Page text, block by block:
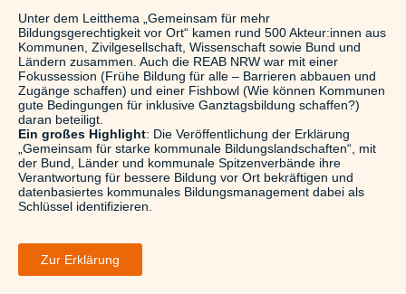
Unter dem Leitthema „Gemeinsam für mehr
Bildungsgerechtigkeit vor Ort“ kamen rund 500 Akteur:innen aus
Kommunen, Zivilgesellschaft, Wissenschaft sowie Bund und
Ländern zusammen. Auch die REAB NRW war mit einer
Fokussession (Frühe Bildung für alle – Barrieren abbauen und
Zugänge schaffen) und einer Fishbowl (Wie können Kommunen
gute Bedingungen für inklusive Ganztagsbildung schaffen?)
daran beteiligt.
Ein großes Highlight: Die Veröffentlichung der Erklärung
„Gemeinsam für starke kommunale Bildungslandschaften“, mit
der Bund, Länder und kommunale Spitzenverbände ihre
Verantwortung für bessere Bildung vor Ort bekräftigen und
datenbasiertes kommunales Bildungsmanagement dabei als
Schlüssel identifizieren.
Zur Erklärung